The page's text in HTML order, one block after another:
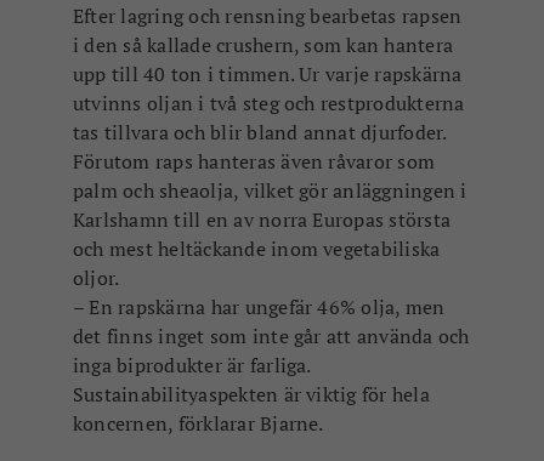
Efter lagring och rensning bearbetas rapsen
i den så kallade crushern, som kan hantera
upp till 40 ton i timmen. Ur varje rapskärna
utvinns oljan i två steg och restprodukterna
tas tillvara och blir bland annat djurfoder.
Förutom raps hanteras även råvaror som
palm och sheaolja, vilket gör anläggningen i
Karlshamn till en av norra Europas största
och mest heltäckande inom vegetabiliska
oljor.
– En rapskärna har ungefär 46% olja, men
det finns inget som inte går att använda och
inga biprodukter är farliga.
Sustainabilityaspekten är viktig för hela
koncernen, förklarar Bjarne.